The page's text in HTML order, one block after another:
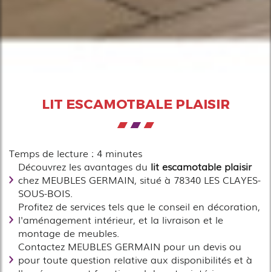
LIT ESCAMOTBALE PLAISIR
Temps de lecture : 4 minutes
Découvrez les avantages du lit escamotable plaisir
chez MEUBLES GERMAIN, situé à 78340 LES CLAYES-
SOUS-BOIS.
Profitez de services tels que le conseil en décoration,
l'aménagement intérieur, et la livraison et le
montage de meubles.
Contactez MEUBLES GERMAIN pour un devis ou
pour toute question relative aux disponibilités et à